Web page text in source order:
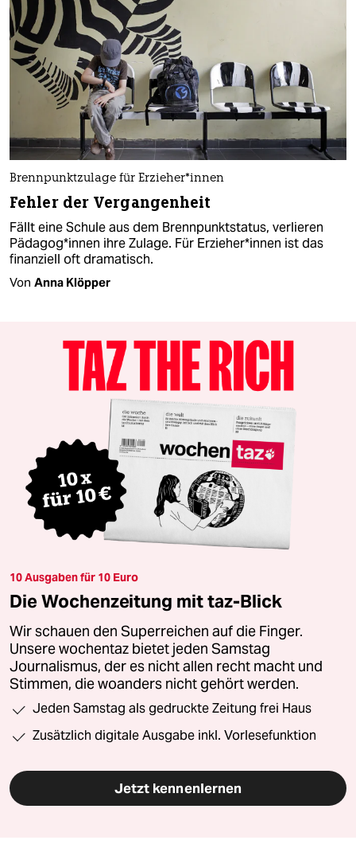
Brennpunktzulage für Er­zie­he­r*in­nen
Fehler der Vergangenheit
Fällt eine Schule aus dem Brennpunktstatus, verlieren
Päd­ago­g*in­nen ihre Zulage. Für Er­zie­he­r*in­nen ist das
finanziell oft dramatisch.
Von Anna Klöpper
10 Ausgaben für 10 Euro
Die Wochenzeitung mit taz-Blick
Wir schauen den Superreichen auf die Finger.
Unsere wochentaz bietet jeden Samstag
Journalismus, der es nicht allen recht macht und
Stimmen, die woanders nicht gehört werden.
Jeden Samstag als gedruckte Zeitung frei Haus
Zusätzlich digitale Ausgabe inkl. Vorlesefunktion
Jetzt kennenlernen